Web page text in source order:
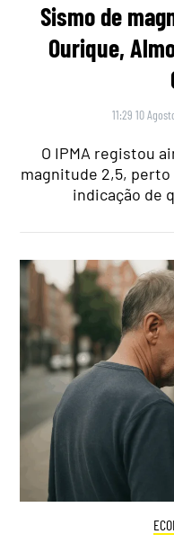
Sismo de
Ourique,
11:29 10
O IPMA registou
magnitude 2,5, perto
indicação de